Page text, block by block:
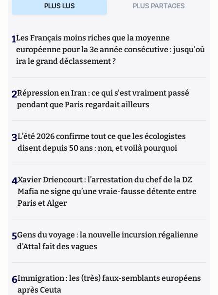
PLUS LUS PLUS PARTAGES
1Les Français moins riches que la moyenne
européenne pour la 3e année consécutive : jusqu'où
ira le grand déclassement ?
2Répression en Iran : ce qui s'est vraiment passé
pendant que Paris regardait ailleurs
3L’été 2026 confirme tout ce que les écologistes
disent depuis 50 ans : non, et voilà pourquoi
4Xavier Driencourt : l’arrestation du chef de la DZ
Mafia ne signe qu’une vraie-fausse détente entre
Paris et Alger
5Gens du voyage : la nouvelle incursion régalienne
d'Attal fait des vagues
6Immigration : les (très) faux-semblants européens
après Ceuta